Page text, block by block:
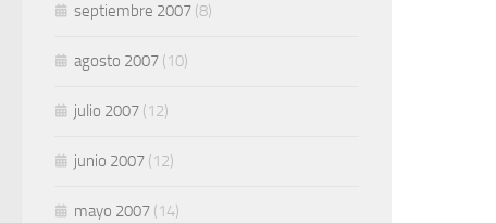
septiembre 2007 (8)
agosto 2007 (10)
julio 2007 (12)
junio 2007 (12)
mayo 2007 (14)